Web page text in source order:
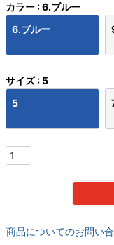
カラー 6.ブルー
6.ブルー
サイズ
5
5
商品についてのお問い